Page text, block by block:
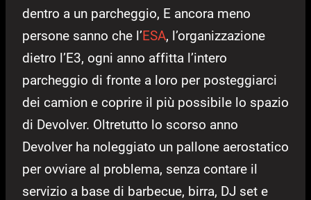
dentro a un parcheggio, E ancora meno
persone sanno che l’ESA, l’organizzazione
dietro l’E3, ogni anno affitta l’intero
parcheggio di fronte a loro per posteggiarci
dei camion e coprire il più possibile lo spazio
di Devolver. Oltretutto lo scorso anno
Devolver ha noleggiato un pallone aerostatico
per ovviare al problema, senza contare il
servizio a base di barbecue, birra, DJ set e